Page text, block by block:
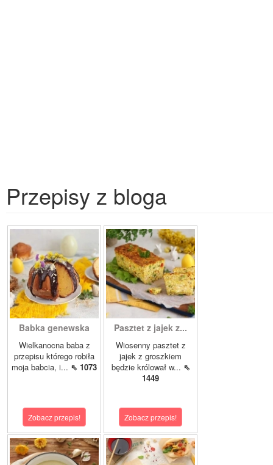
Przepisy z bloga
Babka genewska
Wielkanocna baba z
przepisu którego robiła
moja babcia, i... ⇖ 1073
Zobacz przepis!
Pasztet z jajek z...
Wiosenny pasztet z
jajek z groszkiem
będzie królował w... ⇖
1449
Zobacz przepis!